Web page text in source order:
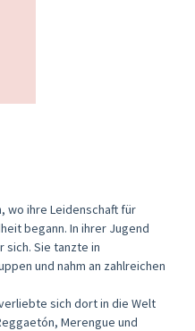
wo ihre Leidenschaft für
begann. In ihrer Jugend
sich. Sie tanzte in
und nahm an zahlreichen
sich dort in die Welt
Merengue und